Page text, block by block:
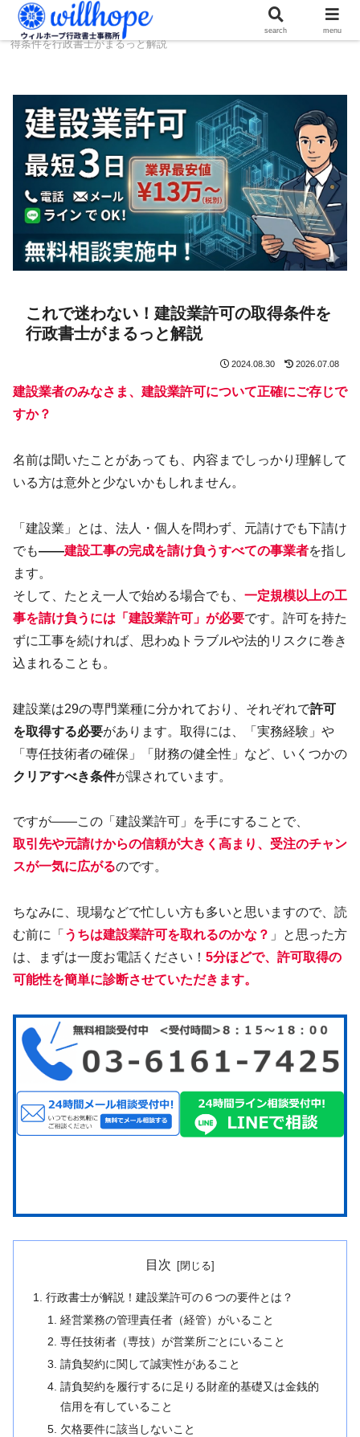
ホーム 建設コラム
これで迷わない！建設業許可の取
得条件を行政書士がまるっと解説
これで迷わない！建設業許可の取得条件を
行政書士がまるっと解説
2024.08.30 2026.07.08
建設業者のみなさま、建設業許可について正確にご存じで
すか？
名前は聞いたことがあっても、内容までしっかり理解して
いる方は意外と少ないかもしれません。
「建設業」とは、法人・個人を問わず、元請けでも下請け
でも――建設工事の完成を請け負うすべての事業者を指し
ます。
そして、たとえ一人で始める場合でも、 一定規模以上の工
事を請け負うには「建設業許可」が必要です。許可を持た
ずに工事を続ければ、思わぬトラブルや法的リスクに巻き
込まれることも。
建設業は29の専門業種に分かれており、それぞれで許可
を取得する必要があります。取得には、「実務経験」や
「専任技術者の確保」「財務の健全性」など、いくつかの
クリアすべき条件が課されています。
ですが――この「建設業許可」を手にすることで、
取引先や元請けからの信頼が大きく高まり、受注のチャン
スが一気に広がるのです。
ちなみに、現場などで忙しい方も多いと思いますので、読
む前に「 うちは建設業許可を取れるのかな？ 」と思った方
は、まずは一度お電話ください！ 5分ほどで、許可取得の
可能性を簡単に診断させていただきます。
目次
行政書士が解説！建設業許可の６つの要件とは？
経営業務の管理責任者（経管）がいること
専任技術者（専技）が営業所ごとにいること
請負契約に関して誠実性があること
請負契約を履行するに足りる財産的基礎又は金銭的
信用を有していること
欠格要件に該当しないこと
search menu